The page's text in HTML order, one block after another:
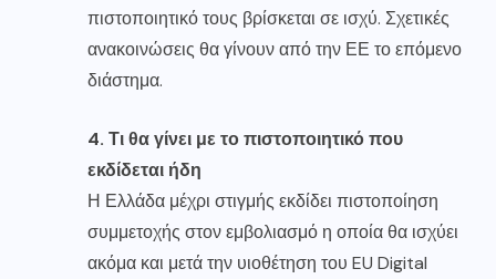
πιστοποιητικό τους βρίσκεται σε ισχύ. Σχετικές
ανακοινώσεις θα γίνουν από την ΕΕ το επόμενο
διάστημα.
4. Τι θα γίνει με το πιστοποιητικό που
εκδίδεται ήδη
Η Ελλάδα μέχρι στιγμής εκδίδει πιστοποίηση
συμμετοχής στον εμβολιασμό η οποία θα ισχύει
ακόμα και μετά την υιοθέτηση του EU Digital